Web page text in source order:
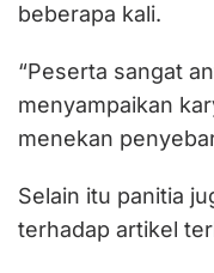
beberapa kali.
“Peserta sangat
menyampaikan
menekan
Selain itu panitia
terhadap artikel